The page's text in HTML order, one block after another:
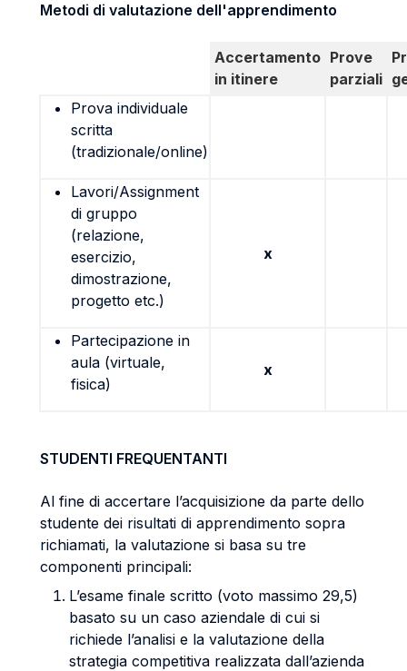
Metodi di valutazione dell'apprendimento
Accertamento
in itinere
Prove
parziali
Prova individuale
scritta
(tradizionale/online)
Lavori/Assignment
di gruppo
(relazione,
esercizio,
dimostrazione,
progetto etc.)
x
Partecipazione in
aula (virtuale,
fisica)
x
STUDENTI FREQUENTANTI
Al fine di accertare l’acquisizione da parte dello
studente dei risultati di apprendimento sopra
richiamati, la valutazione si basa su tre
componenti principali:
L’esame finale scritto (voto massimo 29,5)
basato su un caso aziendale di cui si
richiede l’analisi e la valutazione della
strategia competitiva realizzata dall’azienda